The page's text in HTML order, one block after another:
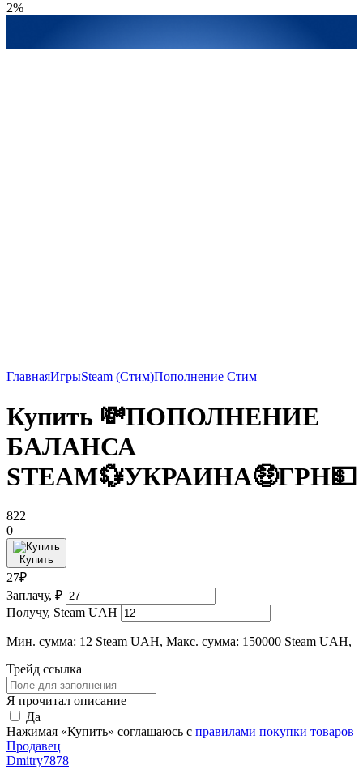
2%
ГлавнаяИгрыSteam (Стим)Пополнение Стим
Купить 💸ПОПОЛНЕНИЕ
БАЛАНСА
STEAM💱УКРАИНА🤑ГРН💵
822
0
Купить
27₽
Заплачу, ₽
Получу, Steam UAH
Мин. сумма: 12 Steam UAH, Макс. сумма: 150000 Steam UAH,
Трейд ссылка
Я прочитал описание
Да
Нажимая «Купить» соглашаюсь с правилами покупки товаров
Продавец
Dmitry7878